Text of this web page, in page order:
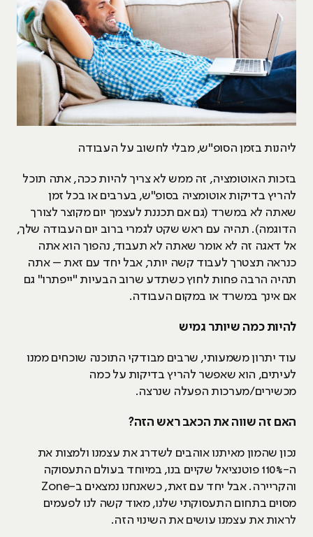
ליהנות בזמן הסופ"ש, מבלי לחשוב על העבודה
בזכות האוטומציה, זה ממש לא צריך להיות ככה, אתה תוכל
להריץ בדיקות אוטומציה בסופ"ש, בערבים או בכל זמן
שאתה לא במשרד (גם אם תכננת לעצמך יום מקוצר לצורך
הדוגמה). תהיה עם ראש שקט לגמרי ברוב יום העבודה שלך,
אל דאגה זה לא אומר שאתה לא תעבוד, נהפוך הוא אתה
כנראה תצטרך לעבוד קשה יותר, אבל יחד עם זאת – אתה
תהיה הרבה פחות לחוץ כשתדע שרוב הבעיות "ייפתרו" גם
אם אינך במשרד או במקום העבודה.
להיות כמה שיותר גמיש
עוד יתרון משמעותי, שרבים מבודקי התוכנה שוכחים ממנו
לעיתים, הוא שאפשר להריץ בדיקות על כמה
מכשירים/מערכות הפעלה שנרצה.
האם זה שווה את הכאב ראש הזה?
נכון שהמון מאיתנו אוהבים לשדרג את עצמנו ולמצות את
ה-110% פוטנציאל שקיים בנו, במיוחד בעולם התעסוקה
והקריירה. אבל יחד עם זאת, כשאנחנו נמצאים ב-Zone
מסוים בתחום התעסוקתי שלנו, מאוד קשה לנו לפעמים
לראות את עצמנו עושים את השינוי הזה.